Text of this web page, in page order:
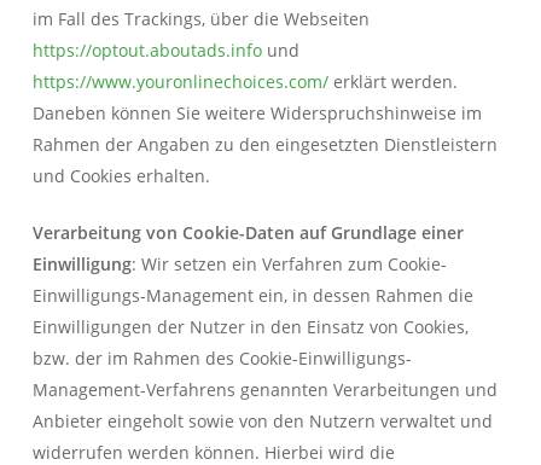
im Fall des Trackings, über die Webseiten
https://optout.aboutads.infound
https://www.youronlinechoices.com/erklärt werden.
Daneben können Sie weitere Widerspruchshinweise im
Rahmen der Angaben zu den eingesetzten Dienstleistern
und Cookies erhalten.
Verarbeitung von Cookie-Daten auf Grundlage einer
Einwilligung: Wir setzen ein Verfahren zum Cookie-
Einwilligungs-Management ein, in dessen Rahmen die
Einwilligungen der Nutzer in den Einsatz von Cookies,
bzw. der im Rahmen des Cookie-Einwilligungs-
Management-Verfahrens genannten Verarbeitungen und
Anbieter eingeholt sowie von den Nutzern verwaltet und
widerrufen werden können. Hierbei wird die